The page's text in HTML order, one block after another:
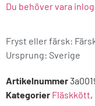
Du behöver vara
Fryst eller färsk:
Ursprung: Sverige
Artikelnummer
Kategorier Fläskkött,